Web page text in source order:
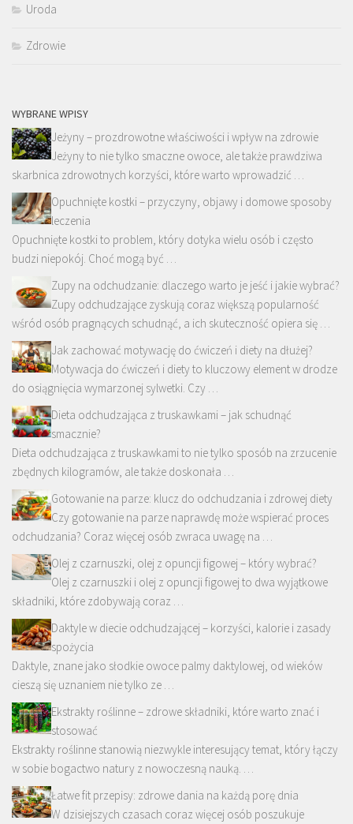
Uroda
Zdrowie
WYBRANE WPISY
Jeżyny – prozdrowotne właściwości i wpływ na zdrowie
Jeżyny to nie tylko smaczne owoce, ale także prawdziwa
skarbnica zdrowotnych korzyści, które warto wprowadzić …
Opuchnięte kostki – przyczyny, objawy i domowe sposoby
leczenia
Opuchnięte kostki to problem, który dotyka wielu osób i często
budzi niepokój. Choć mogą być …
Zupy na odchudzanie: dlaczego warto je jeść i jakie wybrać?
Zupy odchudzające zyskują coraz większą popularność
wśród osób pragnących schudnąć, a ich skuteczność opiera się …
Jak zachować motywację do ćwiczeń i diety na dłużej?
Motywacja do ćwiczeń i diety to kluczowy element w drodze
do osiągnięcia wymarzonej sylwetki. Czy …
Dieta odchudzająca z truskawkami – jak schudnąć
smacznie?
Dieta odchudzająca z truskawkami to nie tylko sposób na zrzucenie
zbędnych kilogramów, ale także doskonała …
Gotowanie na parze: klucz do odchudzania i zdrowej diety
Czy gotowanie na parze naprawdę może wspierać proces
odchudzania? Coraz więcej osób zwraca uwagę na …
Olej z czarnuszki, olej z opuncji figowej – który wybrać?
Olej z czarnuszki i olej z opuncji figowej to dwa wyjątkowe
składniki, które zdobywają coraz …
Daktyle w diecie odchudzającej – korzyści, kalorie i zasady
spożycia
Daktyle, znane jako słodkie owoce palmy daktylowej, od wieków
cieszą się uznaniem nie tylko ze …
Ekstrakty roślinne – zdrowe składniki, które warto znać i
stosować
Ekstrakty roślinne stanowią niezwykle interesujący temat, który łączy
w sobie bogactwo natury z nowoczesną nauką. …
Łatwe fit przepisy: zdrowe dania na każdą porę dnia
W dzisiejszych czasach coraz więcej osób poszukuje